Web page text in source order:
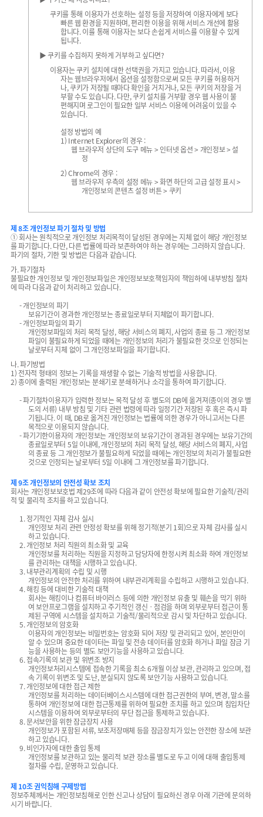
쿠키를 통해 이용자가 선호하는 설정 등을 저장하여 이용자에게 보다
빠른 웹 환경을 지원하며, 편리한 이용을 위해 서비스 개선에 활용
합니다. 이를 통해 이용자는 보다 손쉽게 서비스를 이용할 수 있게
됩니다.
▶ 쿠키를 수집하지 못하게 거부하고 싶다면?
이용자는 쿠키 설치에 대한 선택권을 가지고 있습니다. 따라서, 이용
자는 웹브라우저에서 옵션을 설정함으로써 모든 쿠키를 허용하거
나, 쿠키가 저장될 때마다 확인을 거치거나, 모든 쿠키의 저장을 거
부할 수도 있습니다. 다만, 쿠키 설치를 거부할 경우 웹 사용이 불
편해지며 로그인이 필요한 일부 서비스 이용에 어려움이 있을 수
있습니다.
설정 방법의 예
1) Internet Explorer의 경우 :
웹 브라우저 상단의 도구 메뉴 > 인터넷 옵션 > 개인정보 > 설
정
2) Chrome의 경우 :
웹 브라우저 우측의 설정 메뉴 > 화면 하단의 고급 설정 표시 >
개인정보의 콘텐츠 설정 버튼 > 쿠키
제 8조 개인정보 파기 절차 및 방법
① 회사는 원칙적으로 개인정보 처리목적이 달성된 경우에는 지체 없이 해당 개인정보
를 파기합니다. 다만, 다른 법률에 따라 보존하여야 하는 경우에는 그러하지 않습니다.
파기의 절차, 기한 및 방법은 다음과 같습니다.
가. 파기절차
불필요한 개인정보 및 개인정보파일은 개인정보보호책임자의 책임하에 내부방침 절차
에 따라 다음과 같이 처리하고 있습니다.
- 개인정보의 파기
보유기간이 경과한 개인정보는 종료일로부터 지체없이 파기합니다.
- 개인정보파일의 파기
개인정보파일의 처리 목적 달성, 해당 서비스의 폐지, 사업의 종료 등 그 개인정보
파일이 불필요하게 되었을 때에는 개인정보의 처리가 불필요한 것으로 인정되는
날로부터 지체 없이 그 개인정보파일을 파기합니다.
나. 파기방법
1) 전자적 형태의 정보는 기록을 재생할 수 없는 기술적 방법을 사용합니다.
2) 종이에 출력된 개인정보는 분쇄기로 분쇄하거나 소각을 통하여 파기합니다.
- 파기절차이용자가 입력한 정보는 목적 달성 후 별도의 DB에 옮겨져(종이의 경우 별
도의 서류) 내부 방침 및 기타 관련 법령에 따라 일정기간 저장된 후 혹은 즉시 파
기됩니다. 이 때, DB로 옮겨진 개인정보는 법률에 의한 경우가 아니고서는 다른
목적으로 이용되지 않습니다.
- 파기기한이용자의 개인정보는 개인정보의 보유기간이 경과된 경우에는 보유기간의
종료일로부터 5일 이내에, 개인정보의 처리 목적 달성, 해당 서비스의 폐지, 사업
의 종료 등 그 개인정보가 불필요하게 되었을 때에는 개인정보의 처리가 불필요한
것으로 인정되는 날로부터 5일 이내에 그 개인정보를 파기합니다.
제 9조 개인정보의 안전성 확보 조치
회사는 개인정보보호법 제29조에 따라 다음과 같이 안전성 확보에 필요한 기술적/관리
적 및 물리적 조치를 하고 있습니다.
1. 정기적인 자체 감사 실시
개인정보 처리 관련 안정성 확보를 위해 정기적(분기 1회)으로 자체 감사를 실시
하고 있습니다.
2. 개인정보 처리 직원의 최소화 및 교육
개인정보를 처리하는 직원을 지정하고 담당자에 한정시켜 최소화 하여 개인정보
를 관리하는 대책을 시행하고 있습니다.
3. 내부관리계획의 수립 및 시행
개인정보의 안전한 처리를 위하여 내부관리계획을 수립하고 시행하고 있습니다.
4. 해킹 등에 대비한 기술적 대책
회사는 해킹이나 컴퓨터 바이러스 등에 의한 개인정보 유출 및 훼손을 막기 위하
여 보안프로그램을 설치하고 주기적인 갱신ㆍ점검을 하며 외부로부터 접근이 통
제된 구역에 시스템을 설치하고 기술적/물리적으로 감시 및 차단하고 있습니다.
5. 개인정보의 암호화
이용자의 개인정보는 비밀번호는 암호화 되어 저장 및 관리되고 있어, 본인만이
알 수 있으며 중요한 데이터는 파일 및 전송 데이터를 암호화 하거나 파일 잠금 기
능을 사용하는 등의 별도 보안기능을 사용하고 있습니다.
6. 접속기록의 보관 및 위변조 방지
개인정보처리시스템에 접속한 기록을 최소 6개월 이상 보관, 관리하고 있으며, 접
속 기록이 위변조 및 도난, 분실되지 않도록 보안기능 사용하고 있습니다.
7. 개인정보에 대한 접근 제한
개인정보를 처리하는 데이터베이스시스템에 대한 접근권한의 부여, 변경, 말소를
통하여 개인정보에 대한 접근통제를 위하여 필요한 조치를 하고 있으며 침입차단
시스템을 이용하여 외부로부터의 무단 접근을 통제하고 있습니다.
8. 문서보안을 위한 잠금장치 사용
개인정보가 포함된 서류, 보조저장매체 등을 잠금장치가 있는 안전한 장소에 보관
하고 있습니다.
9. 비인가자에 대한 출입 통제
개인정보를 보관하고 있는 물리적 보관 장소를 별도로 두고 이에 대해 출입통제
절차를 수립, 운영하고 있습니다.
제 10조 권익침해 구제방법
정보주체께서는 개인정보침해로 인한 신고나 상담이 필요하신 경우 아래 기관에 문의하
시기 바랍니다.